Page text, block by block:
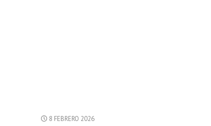
8 FEBRERO 2026